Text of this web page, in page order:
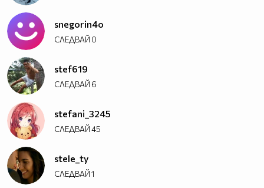
snegorin4o
СЛЕДВАЙ 0
stef619
СЛЕДВАЙ 6
stefani_3245
СЛЕДВАЙ45
stele_ty
СЛЕДВАЙ1